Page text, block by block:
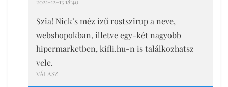
The Real Person Badge!
Szia! Nick’s méz ízű rostszirup a neve,
webshopokban, illetve egy-két nagyobb
hipermarketben, kifli.hu-n is találkozhatsz
vele.
VÁLASZ